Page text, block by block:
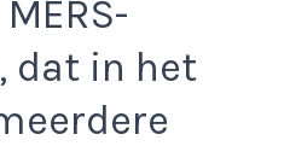
dat in het